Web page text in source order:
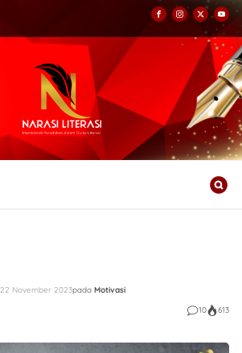
22 November 2023pada Motivasi
10
613